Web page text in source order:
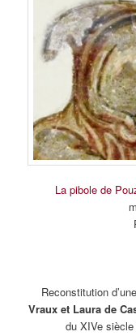
La pibole de
Reconstitution
Vraux et Laura de
du XIVe siècle